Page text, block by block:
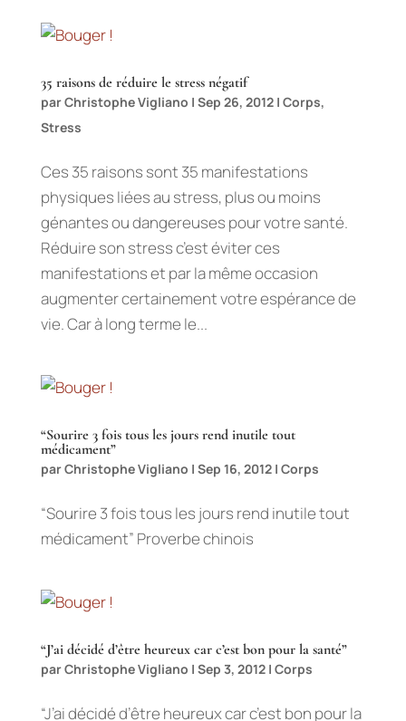
35 raisons de réduire le stress négatif
parChristophe Vigliano | Sep 26, 2012| Corps,
Stress
Ces 35 raisons sont 35 manifestations
physiques liées au stress, plus ou moins
génantes ou dangereuses pour votre santé.
Réduire son stress c’est éviter ces
manifestations et par la même occasion
augmenter certainement votre espérance de
vie. Car à long terme le...
“Sourire 3 fois tous les jours rend inutile tout
médicament”
parChristophe Vigliano | Sep 16, 2012| Corps
“Sourire 3 fois tous les jours rend inutile tout
médicament” Proverbe chinois
“J’ai décidé d’être heureux car c’est bon pour la santé”
parChristophe Vigliano | Sep 3, 2012| Corps
“J’ai décidé d’être heureux car c’est bon pour la